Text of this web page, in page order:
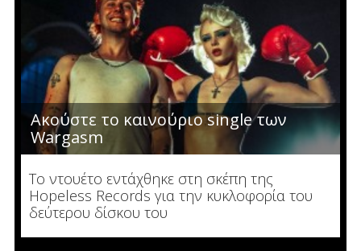
Ακούστε το καινούριο single των
Wargasm
To ντουέτο εντάχθηκε στη σκέπη της
Hopeless Records για την κυκλοφορία του
δεύτερου δίσκου του